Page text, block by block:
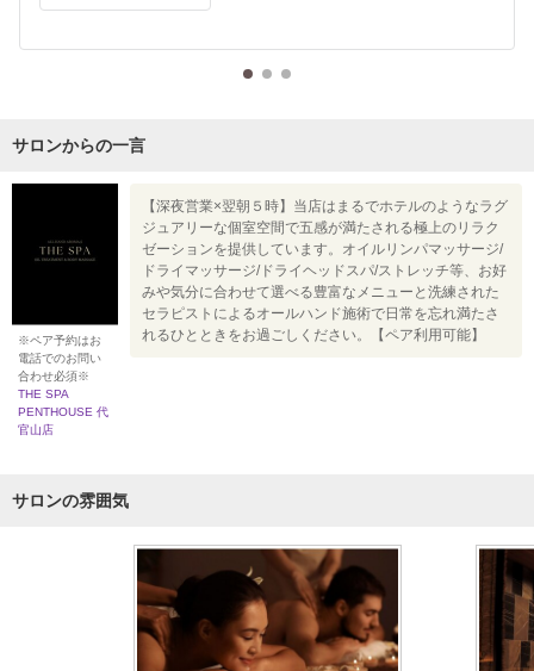
サロンからの一言
※ペア予約はお
電話でのお問い
合わせ必須※
THE SPA
PENTHOUSE 代
官山店
【深夜営業×翌朝５時】当店はまるでホテルのようなラグ
ジュアリーな個室空間で五感が満たされる極上のリラク
ゼーションを提供しています。オイルリンパマッサージ/
ドライマッサージ/ドライヘッドスパ/ストレッチ等、お好
みや気分に合わせて選べる豊富なメニューと洗練された
セラピストによるオールハンド施術で日常を忘れ満たさ
れるひとときをお過ごしください。【ペア利用可能】
サロンの雰囲気